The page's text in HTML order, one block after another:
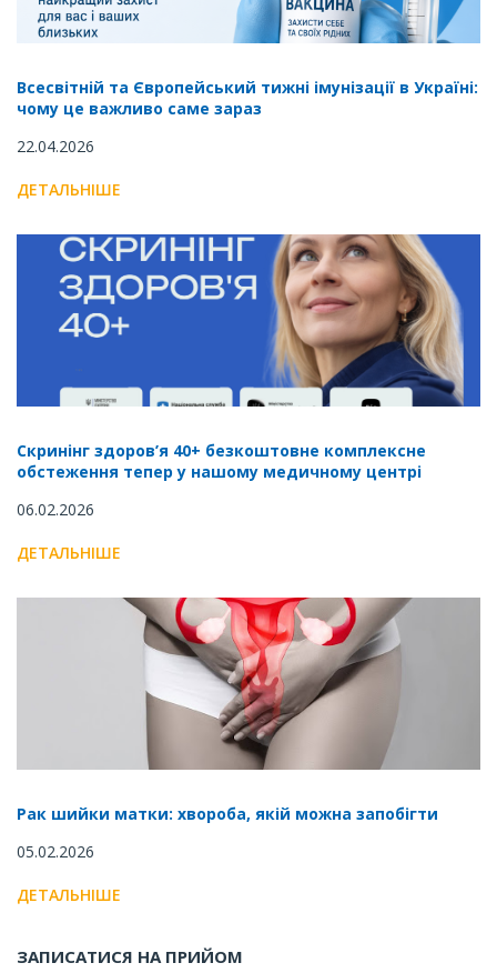
Всесвітній та Європейський тижні імунізації в Україні:
чому це важливо саме зараз
22.04.2026
ДЕТАЛЬНІШЕ
Скринінг здоров’я 40+ безкоштовне комплексне
обстеження тепер у нашому медичному центрі
06.02.2026
ДЕТАЛЬНІШЕ
Рак шийки матки: хвороба, якій можна запобігти
05.02.2026
ДЕТАЛЬНІШЕ
ЗАПИСАТИСЯ НА ПРИЙОМ